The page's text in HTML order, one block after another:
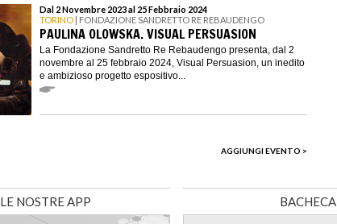
Dal 2 Novembre 2023 al 25 Febbraio 2024
TORINO | FONDAZIONE SANDRETTO RE REBAUDENGO
PAULINA OLOWSKA. VISUAL PERSUASION
La Fondazione Sandretto Re Rebaudengo presenta, dal 2
novembre al 25 febbraio 2024, Visual Persuasion, un inedito
e ambizioso progetto espositivo...
AGGIUNGI EVENTO >
LE NOSTRE APP BACHECA